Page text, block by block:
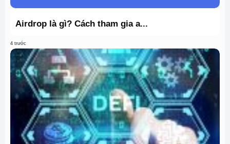
Airdrop là gì? Cách tham gia a...
4 trước